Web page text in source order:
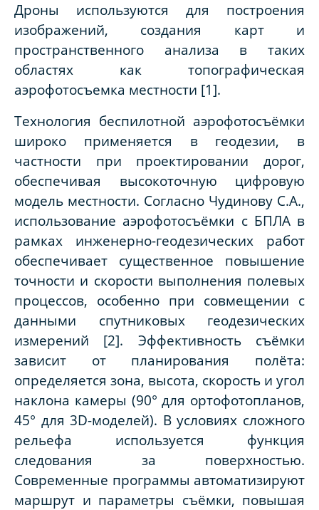
Дроны используются для построения
изображений, создания карт и
пространственного анализа в таких
областях как топографическая
аэрофотосъемка местности [1].
Технология беспилотной аэрофотосъёмки
широко применяется в геодезии, в
частности при проектировании дорог,
обеспечивая высокоточную цифровую
модель местности. Согласно Чудинову С.А.,
использование аэрофотосъёмки с БПЛА в
рамках инженерно-геодезических работ
обеспечивает существенное повышение
точности и скорости выполнения полевых
процессов, особенно при совмещении с
данными спутниковых геодезических
измерений [2]. Эффективность съёмки
зависит от планирования полёта:
определяется зона, высота, скорость и угол
наклона камеры (90° для ортофотопланов,
45° для 3D-моделей). В условиях сложного
рельефа используется функция
следования за поверхностью.
Современные программы автоматизируют
маршрут и параметры съёмки, повышая